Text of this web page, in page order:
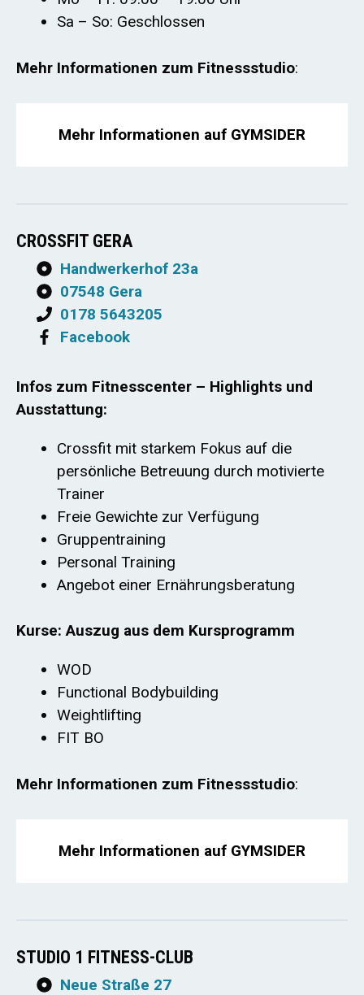
Sa – So: Geschlossen
Mehr Informationen zum Fitnessstudio:
Mehr Informationen auf GYMSIDER
CROSSFIT GERA
Handwerkerhof 23a
07548 Gera
0178 5643205
Facebook
Infos zum Fitnesscenter – Highlights und
Ausstattung:
Crossfit mit starkem Fokus auf die
persönliche Betreuung durch motivierte
Trainer
Freie Gewichte zur Verfügung
Gruppentraining
Personal Training
Angebot einer Ernährungsberatung
Kurse: Auszug aus dem Kursprogramm
WOD
Functional Bodybuilding
Weightlifting
FIT BO
Mehr Informationen zum Fitnessstudio:
Mehr Informationen auf GYMSIDER
STUDIO 1 FITNESS-CLUB
Neue Straße 27